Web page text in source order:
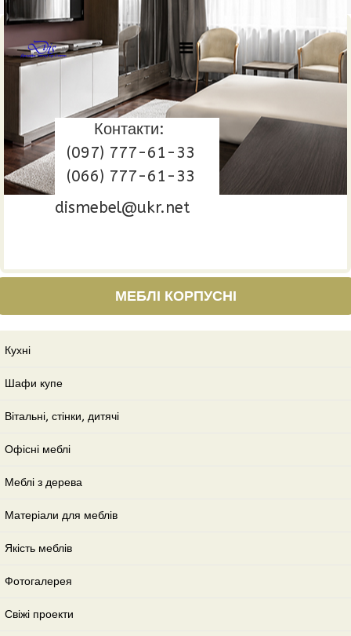
Контакти:
(097) 777-61-33
(066) 777-61-33
dismebel@ukr.net
МЕБЛІ КОРПУСНІ
Кухні
Шафи купе
Вітальні, стінки, дитячі
Офісні меблі
Меблі з дерева
Матеріали для меблів
Якість меблів
Фотогалерея
Свіжі проекти